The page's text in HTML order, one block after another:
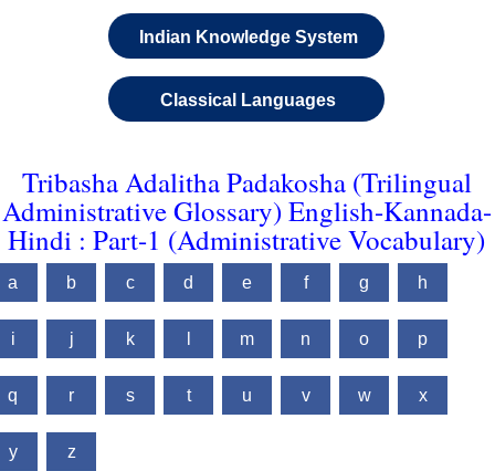
Indian Knowledge System
Classical Languages
Tribasha Adalitha Padakosha (Trilingual
Administrative Glossary) English-Kannada-
Hindi : Part-1 (Administrative Vocabulary)
a b c d e f g h
i j k m n o p
q r s t u v w x
y z